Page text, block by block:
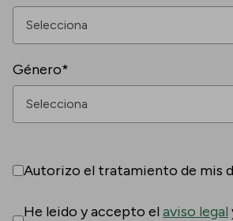
Género*
Autorizo el tratamiento de mis
He leido y accepto elaviso legal